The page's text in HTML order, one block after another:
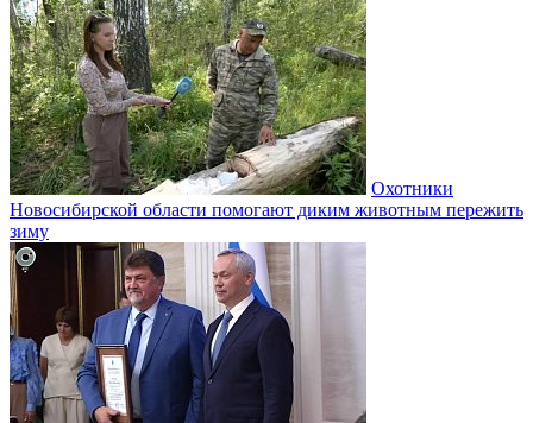
Охотники
Новосибирской области помогают диким животным пережить
зиму